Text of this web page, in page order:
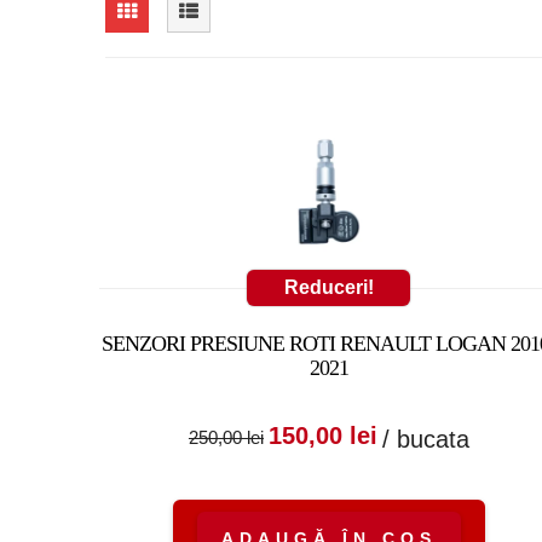
Reduceri!
SENZORI PRESIUNE ROTI RENAULT LOGAN
2021
250,00lei
Prețul inițial a fost:
150,00 lei Prețul curent
150,00 lei.
/ bucata